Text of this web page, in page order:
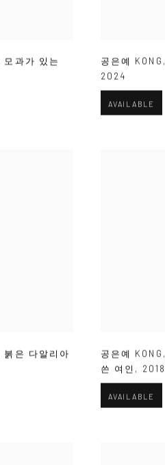
모과가 있는
공은예 KONG ,
2024
AVAILABLE
붉은 다알리아
공은예 KONG ,
쓴 여인 , 2018
AVAILABLE